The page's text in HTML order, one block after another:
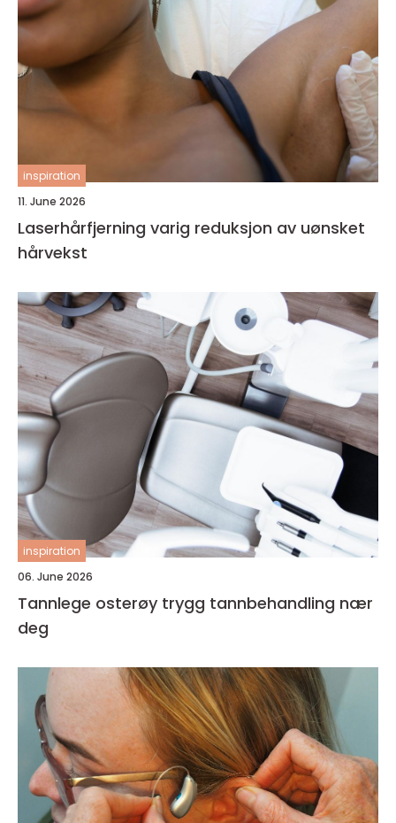
inspiration
11. June 2026
Laserhårfjerning varig reduksjon av uønsket
hårvekst
inspiration
06. June 2026
Tannlege osterøy trygg tannbehandling nær
deg